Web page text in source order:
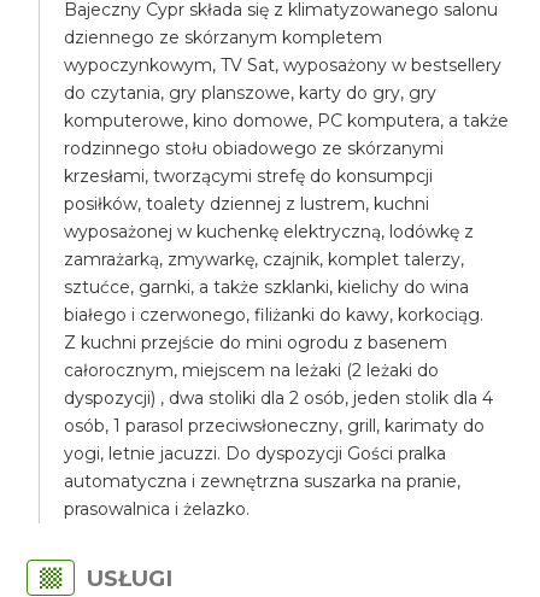
Bajeczny Cypr składa się z klimatyzowanego salonu
dziennego ze skórzanym kompletem
wypoczynkowym, TV Sat, wyposażony w bestsellery
do czytania, gry planszowe, karty do gry, gry
komputerowe, kino domowe, PC komputera, a także
rodzinnego stołu obiadowego ze skórzanymi
krzesłami, tworzącymi strefę do konsumpcji
posiłków, toalety dziennej z lustrem, kuchni
wyposażonej w kuchenkę elektryczną, lodówkę z
zamrażarką, zmywarkę, czajnik, komplet talerzy,
sztućce, garnki, a także szklanki, kielichy do wina
białego i czerwonego, filiżanki do kawy, korkociąg.
Z kuchni przejście do mini ogrodu z basenem
całorocznym, miejscem na leżaki (2 leżaki do
dyspozycji) , dwa stoliki dla 2 osób, jeden stolik dla 4
osób, 1 parasol przeciwsłoneczny, grill, karimaty do
yogi, letnie jacuzzi. Do dyspozycji Gości pralka
automatyczna i zewnętrzna suszarka na pranie,
prasowalnica i żelazko.
USŁUGI